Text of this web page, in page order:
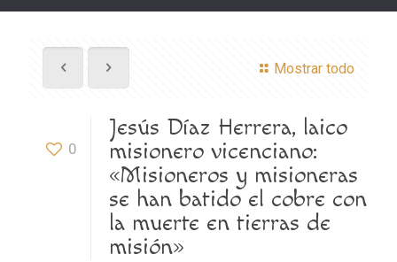
Mostrar todo
0
Jesús Díaz Herrera, laico
misionero vicenciano:
«Misioneros y misioneras
se han batido el cobre con
la muerte en tierras de
misión»